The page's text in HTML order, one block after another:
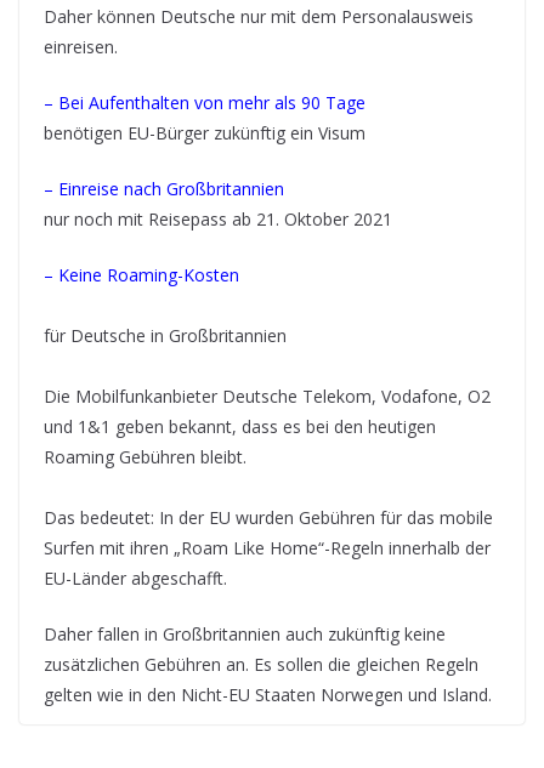
Daher können Deutsche nur mit dem Personalausweis
einreisen.
– Bei Aufenthalten von mehr als 90 Tage
benötigen EU-Bürger zukünftig ein Visum
– Einreise nach Großbritannien
nur noch mit Reisepass ab 21. Oktober 2021
– Keine Roaming-Kosten
für Deutsche in Großbritannien
Die Mobilfunkanbieter Deutsche Telekom, Vodafone, O2
und 1&1 geben bekannt, dass es bei den heutigen
Roaming Gebühren bleibt.
Das bedeutet: In der EU wurden Gebühren für das mobile
Surfen mit ihren „Roam Like Home“-Regeln innerhalb der
EU-Länder abgeschafft.
Daher fallen in Großbritannien auch zukünftig keine
zusätzlichen Gebühren an. Es sollen die gleichen Regeln
gelten wie in den Nicht-EU Staaten Norwegen und Island.